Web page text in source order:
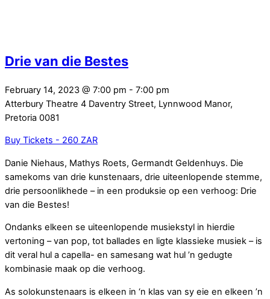
Drie van die Bestes
February 14, 2023 @ 7:00 pm - 7:00 pm
Atterbury Theatre 4 Daventry Street, Lynnwood Manor,
Pretoria 0081
Buy Tickets - 260 ZAR
Danie Niehaus, Mathys Roets, Germandt Geldenhuys. Die
samekoms van drie kunstenaars, drie uiteenlopende stemme,
drie persoonlikhede – in een produksie op een verhoog: Drie
van die Bestes!
Ondanks elkeen se uiteenlopende musiekstyl in hierdie
vertoning – van pop, tot ballades en ligte klassieke musiek – is
dit veral hul a capella- en samesang wat hul ’n gedugte
kombinasie maak op die verhoog.
As solokunstenaars is elkeen in ‘n klas van sy eie en elkeen ’n